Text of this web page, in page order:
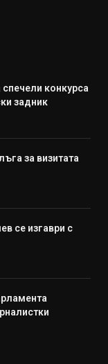
конкурса
задник
за визитата
се изгаври с